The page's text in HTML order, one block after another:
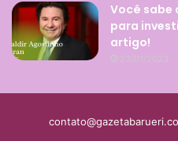
Você sabe
para
artigo!
23/01/2023